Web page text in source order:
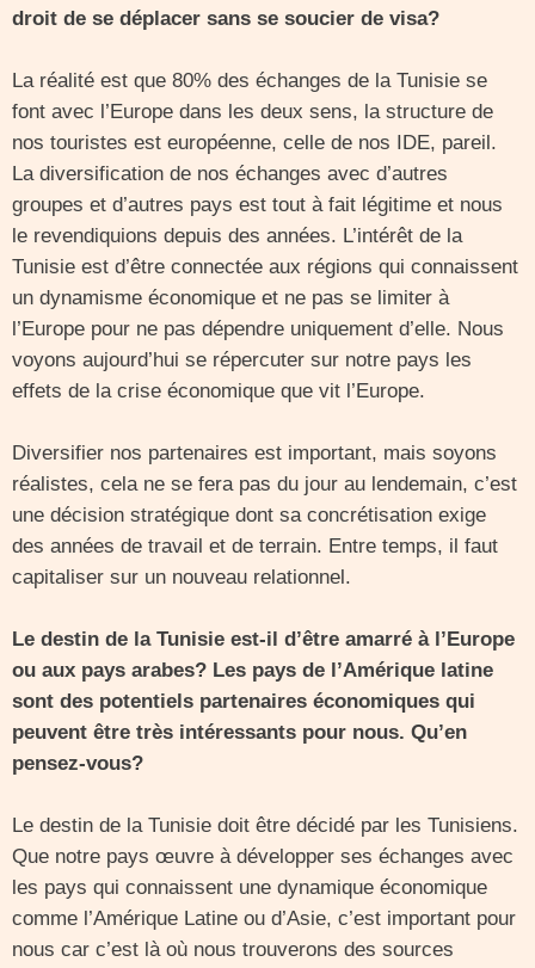
droit de se déplacer sans se soucier de visa?
La réalité est que 80% des échanges de la Tunisie se
font avec l’Europe dans les deux sens, la structure de
nos touristes est européenne, celle de nos IDE, pareil.
La diversification de nos échanges avec d’autres
groupes et d’autres pays est tout à fait légitime et nous
le revendiquions depuis des années. L’intérêt de la
Tunisie est d’être connectée aux régions qui connaissent
un dynamisme économique et ne pas se limiter à
l’Europe pour ne pas dépendre uniquement d’elle. Nous
voyons aujourd’hui se répercuter sur notre pays les
effets de la crise économique que vit l’Europe.
Diversifier nos partenaires est important, mais soyons
réalistes, cela ne se fera pas du jour au lendemain, c’est
une décision stratégique dont sa concrétisation exige
des années de travail et de terrain. Entre temps, il faut
capitaliser sur un nouveau relationnel.
Le destin de la Tunisie est-il d’être amarré à l’Europe
ou aux pays arabes? Les pays de l’Amérique latine
sont des potentiels partenaires économiques qui
peuvent être très intéressants pour nous. Qu’en
pensez-vous?
Le destin de la Tunisie doit être décidé par les Tunisiens.
Que notre pays œuvre à développer ses échanges avec
les pays qui connaissent une dynamique économique
comme l’Amérique Latine ou d’Asie, c’est important pour
nous car c’est là où nous trouverons des sources